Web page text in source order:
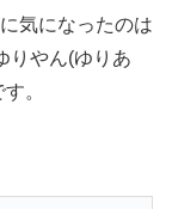
気になったのは
りやん(ゆりあ
。